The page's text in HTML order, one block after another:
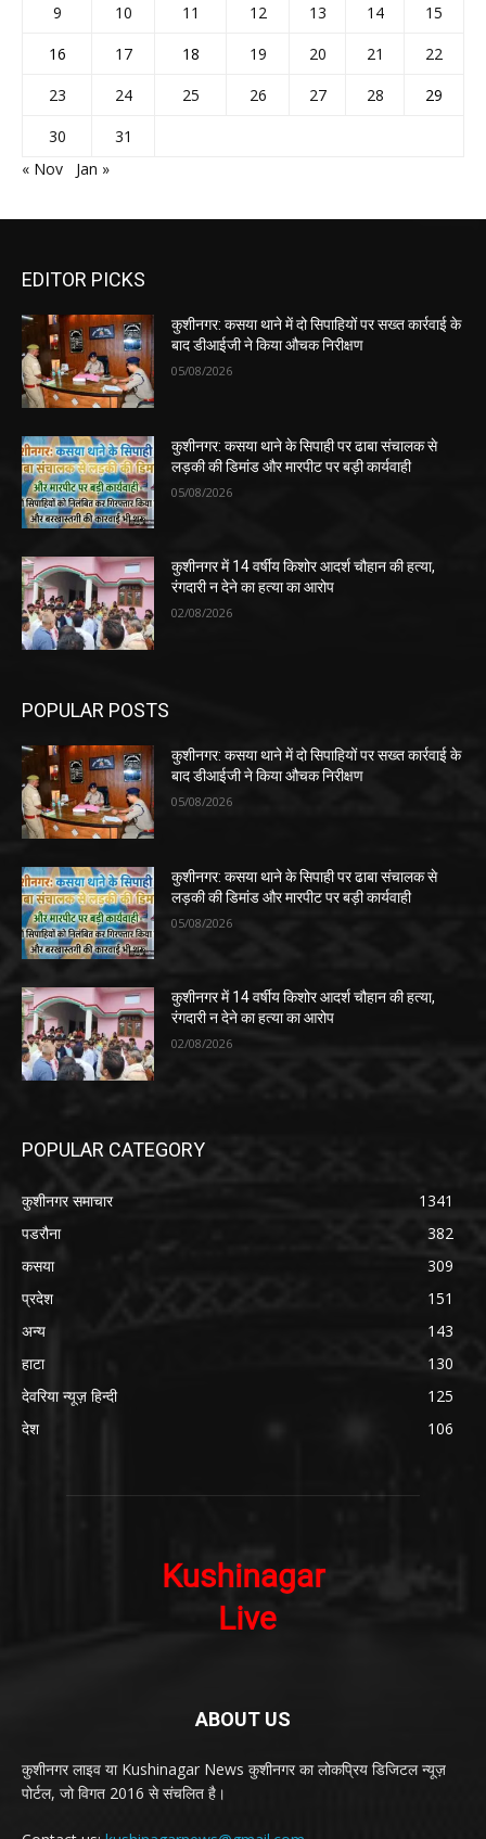
9
10 11 12 13 14
15
16
17 18 19 20 21
22
23
24 25 26 27 28
29
30
31
« Nov
Jan »
EDITOR PICKS
कुशीनगर: कसया थाने में दो सिपाहियों पर सख्त कार्रवाई के
बाद डीआईजी ने किया औचक निरीक्षण
05/08/2026
कुशीनगर: कसया थाने के सिपाही पर ढाबा संचालक से
लड़की की डिमांड और मारपीट पर बड़ी कार्यवाही
05/08/2026
कुशीनगर में 14 वर्षीय किशोर आदर्श चौहान की हत्या,
रंगदारी न देने का हत्या का आरोप
02/08/2026
POPULAR POSTS
कुशीनगर: कसया थाने में दो सिपाहियों पर सख्त कार्रवाई के
बाद डीआईजी ने किया औचक निरीक्षण
05/08/2026
कुशीनगर: कसया थाने के सिपाही पर ढाबा संचालक से
लड़की की डिमांड और मारपीट पर बड़ी कार्यवाही
05/08/2026
कुशीनगर में 14 वर्षीय किशोर आदर्श चौहान की हत्या,
रंगदारी न देने का हत्या का आरोप
02/08/2026
POPULAR CATEGORY
कुशीनगर समाचार
1341
पडरौना
382
कसया
309
प्रदेश
151
अन्य
143
हाटा
130
देवरिया न्यूज़ हिन्दी
125
देश
106
ABOUT US
कुशीनगर लाइव या Kushinagar News कुशीनगर का लोकप्रिय डिजिटल न्यूज़
पोर्टल, जो विगत 2016 से संचलित है।